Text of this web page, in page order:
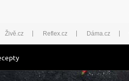
Živě.cz Reflex.cz Dáma.cz